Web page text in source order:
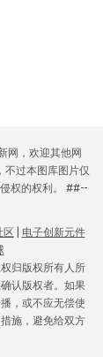
网，欢迎其他网
不过本图库图片仅
权的权利。 ##--
区
电子创新元件
归版权所有人所
认版权者。如果
，或不应无偿使
施，避免给双方